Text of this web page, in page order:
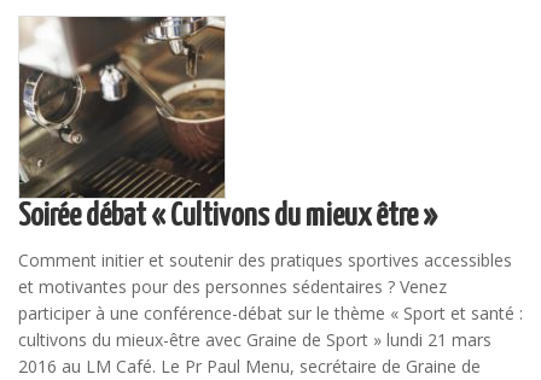
Soirée débat « Cultivons du mieux être »
Comment initier et soutenir des pratiques sportives accessibles
et motivantes pour des personnes sédentaires ? Venez
participer à une conférence-débat sur le thème « Sport et santé :
cultivons du mieux-être avec Graine de Sport » lundi 21 mars
2016 au LM Café. Le Pr Paul Menu, secrétaire de Graine de